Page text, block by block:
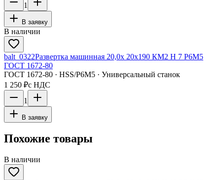
1
В заявку
В наличии
balt_0322Развертка машинная 20,0х 20х190 КМ2 H 7 Р6М5
ГОСТ 1672-80
ГОСТ 1672-80 · HSS/Р6М5 · Универсальный станок
1 250 ₽с НДС
1
В заявку
Похожие товары
В наличии